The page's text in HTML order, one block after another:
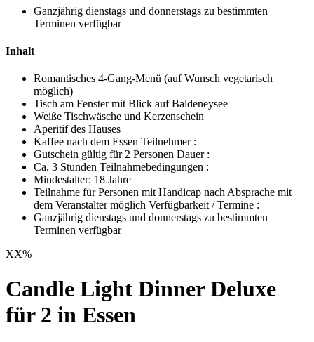
Ganzjährig dienstags und donnerstags zu bestimmten
Terminen verfügbar
Inhalt
Romantisches 4-Gang-Menü (auf Wunsch vegetarisch
möglich)
Tisch am Fenster mit Blick auf Baldeneysee
Weiße Tischwäsche und Kerzenschein
Aperitif des Hauses
Kaffee nach dem Essen Teilnehmer :
Gutschein gültig für 2 Personen Dauer :
Ca. 3 Stunden Teilnahmebedingungen :
Mindestalter: 18 Jahre
Teilnahme für Personen mit Handicap nach Absprache mit
dem Veranstalter möglich Verfügbarkeit / Termine :
Ganzjährig dienstags und donnerstags zu bestimmten
Terminen verfügbar
XX%
Candle Light Dinner Deluxe
für 2 in Essen